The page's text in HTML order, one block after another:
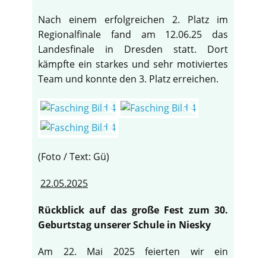
Nach einem erfolgreichen 2. Platz im
Regionalfinale fand am 12.06.25 das
Landesfinale in Dresden statt. Dort
kämpfte ein starkes und sehr motiviertes
Team und konnte den 3. Platz erreichen.
(Foto / Text: Gü)
22.05.2025
Rückblick auf das große Fest zum 30.
Geburtstag unserer Schule in Niesky
Am 22. Mai 2025 feierten wir ein